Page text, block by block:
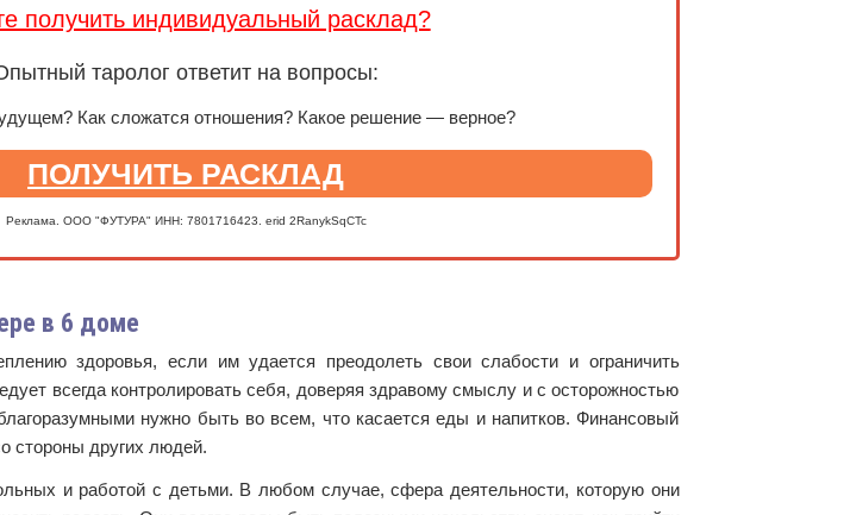
получить индивидуальный расклад?
таролог ответит на вопросы:
Как сложатся отношения? Какое решение — верное?
ПОЛУЧИТЬ РАСКЛАД
Реклама. ООО "ФУТУРА" ИНН: 7801716423. erid 2RanykSqCTc
в 6 доме
здоровья, если им удается преодолеть свои слабости и ограничить
всегда контролировать себя, доверяя здравому смыслу и с осторожностью
нужно быть во всем, что касается еды и напитков. Финансовый
стороны других людей.
и работой с детьми. В любом случае, сфера деятельности, которую они